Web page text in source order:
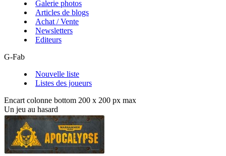
Galerie photos
Articles de blogs
Achat / Vente
Newsletters
Editeurs
G-Fab
Nouvelle liste
Listes des joueurs
Encart colonne bottom 200 x 200 px max
Un jeu au hasard